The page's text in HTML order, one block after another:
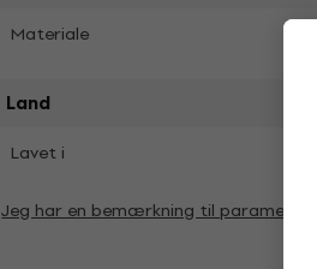
Materiale
Land
Lavet i
Jeg har en bemærkning til parametrene